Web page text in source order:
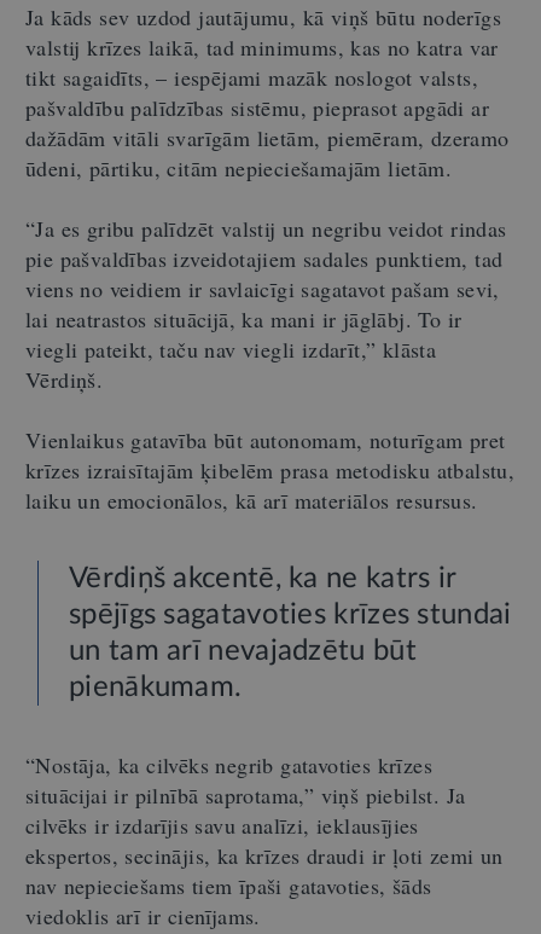
Ja kāds sev uzdod jautājumu, kā viņš būtu noderīgs
valstij krīzes laikā, tad minimums, kas no katra var
tikt sagaidīts, – iespējami mazāk noslogot valsts,
pašvaldību palīdzības sistēmu, pieprasot apgādi ar
dažādām vitāli svarīgām lietām, piemēram, dzeramo
ūdeni, pārtiku, citām nepieciešamajām lietām.
“Ja es gribu palīdzēt valstij un negribu veidot rindas
pie pašvaldības izveidotajiem sadales punktiem, tad
viens no veidiem ir savlaicīgi sagatavot pašam sevi,
lai neatrastos situācijā, ka mani ir jāglābj. To ir
viegli pateikt, taču nav viegli izdarīt,” klāsta
Vērdiņš.
Vienlaikus gatavība būt autonomam, noturīgam pret
krīzes izraisītajām ķibelēm prasa metodisku atbalstu,
laiku un emocionālos, kā arī materiālos resursus.
Vērdiņš akcentē, ka ne katrs ir
spējīgs sagatavoties krīzes stundai
un tam arī nevajadzētu būt
pienākumam.
“Nostāja, ka cilvēks negrib gatavoties krīzes
situācijai ir pilnībā saprotama,” viņš piebilst. Ja
cilvēks ir izdarījis savu analīzi, ieklausījies
ekspertos, secinājis, ka krīzes draudi ir ļoti zemi un
nav nepieciešams tiem īpaši gatavoties, šāds
viedoklis arī ir cienījams.